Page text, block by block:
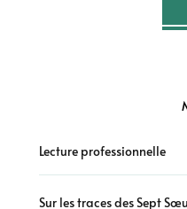
Lecture professionnelle
Sur les traces des Sept